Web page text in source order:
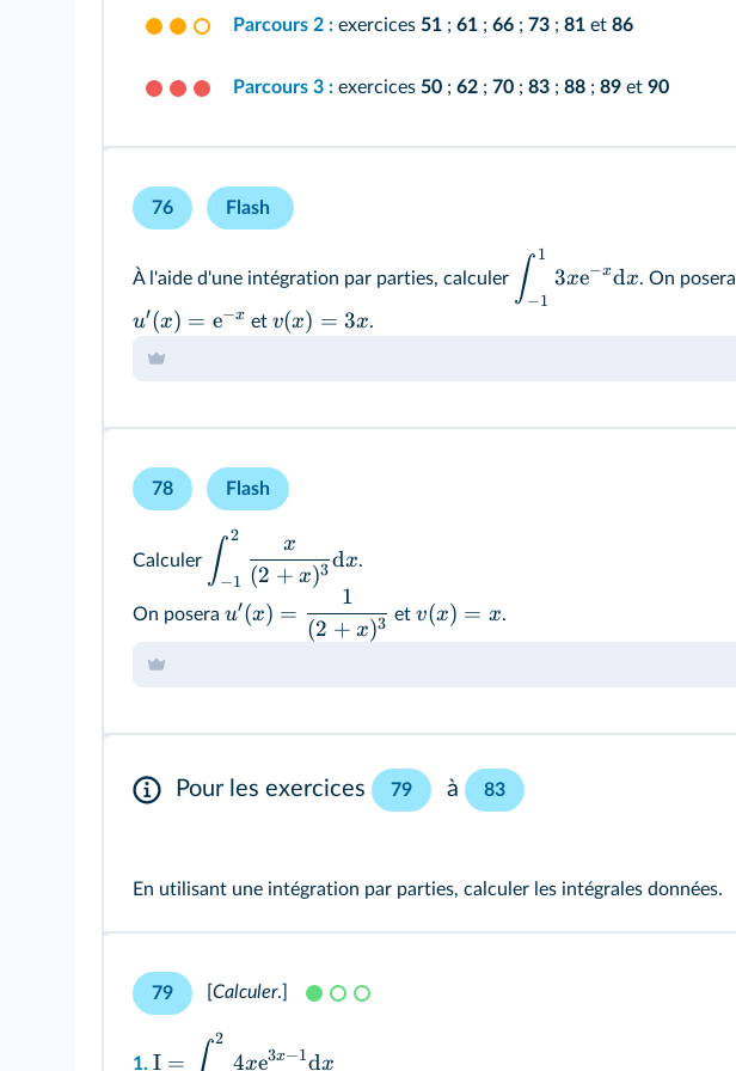
Parcours 2 : exercices 51 ; 61 ; 66 ; 73 ; 81 et 86
Parcours 3 : exercices 50 ; 62 ; 70 ; 83 ; 88 ; 89 et 90
76 Flash
À l'aide d'une intégration par parties, calculer ∫−1
1
3xe−xdx. On posera
u′(x) = e−x et v(x) = 3x.
78 Flash
Calculer ∫−1
2
(2 + x)3
x
dx.
On posera u′(x) =
(2 + x)3
1
etv(x) = x.
Pour les exercices 79 à 83
En utilisant une intégration par parties, calculer les intégrales données.
79 Calculer.
1. I =
2
4xe3x−1dx